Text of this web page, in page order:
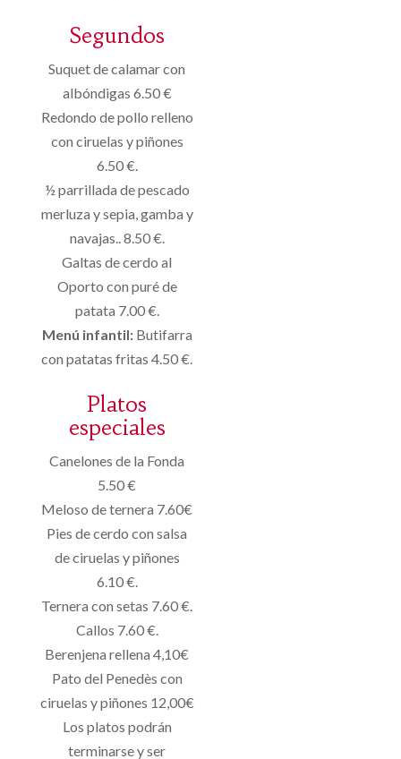
Segundos
Suquet de calamar con
albóndigas 6.50 €
Redondo de pollo relleno
con ciruelas y piñones
6.50 €.
½ parrillada de pescado
merluza y sepia, gamba y
navajas.. 8.50 €.
Galtas de cerdo al
Oporto con puré de
patata 7.00 €.
Menú infantil:Butifarra
con patatas fritas 4.50 €.
Platos
especiales
Canelones de la Fonda
5.50 €
Meloso de ternera 7.60€
Pies de cerdo con salsa
de ciruelas y piñones
6.10 €.
Ternera con setas 7.60 €.
Callos 7.60 €.
Berenjena rellena 4,10€
Pato del Penedès con
ciruelas y piñones 12,00€
Los platos podrán
terminarse y ser